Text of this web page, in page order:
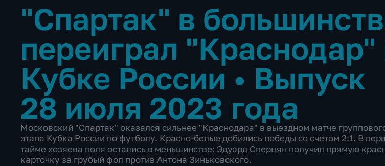
"Спартак" в
переиграл "Краснодар"
Кубке России • Выпуск
28 июля 2023 года
Московский "Спартак" оказался сильнее "Краснодара" в выездном матче
этапа Кубка России по футболу. Красно-белые добились победы со счетом 2:1. В
тайме хозяева поля остались в меньшинстве: Эдуард Сперцян получил прямую
карточку за грубый фол против Антона Зиньковского.